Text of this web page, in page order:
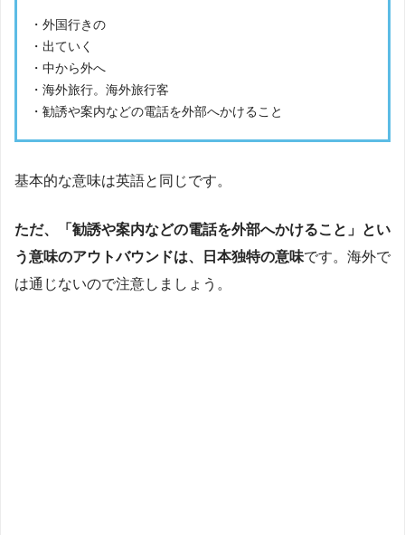
・外国行きの
・出ていく
・中から外へ
・海外旅行。海外旅行客
・勧誘や案内などの電話を外部へかけること
基本的な意味は英語と同じです。
ただ、「勧誘や案内などの電話を外部へかけること」とい
う意味のアウトバウンドは、日本独特の意味です。海外で
は通じないので注意しましょう。